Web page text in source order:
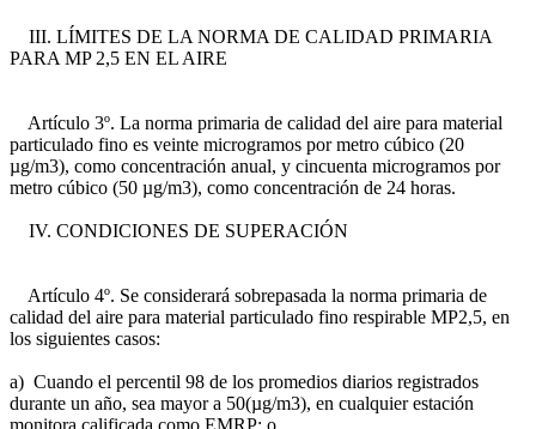
III. LÍMITES DE LA NORMA DE CALIDAD PRIMARIA
PARA MP 2,5 EN EL AIRE
Artículo 3º. La norma primaria de calidad del aire para material
particulado fino es veinte microgramos por metro cúbico (20
µg/m3), como concentración anual, y cincuenta microgramos por
metro cúbico (50 µg/m3), como concentración de 24 horas.
IV. CONDICIONES DE SUPERACIÓN
Artículo 4º. Se considerará sobrepasada la norma primaria de
calidad del aire para material particulado fino respirable MP2,5, en
los siguientes casos:
a) Cuando el percentil 98 de los promedios diarios registrados
durante un año, sea mayor a 50(µg/m3), en cualquier estación
monitora calificada como EMRP; o